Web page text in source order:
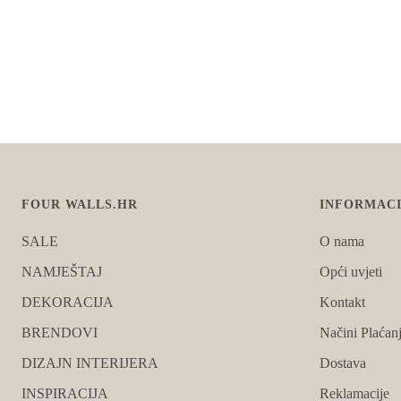
FOUR WALLS.HR
SALE
NAMJEŠTAJ
DEKORACIJA
BRENDOVI
DIZAJN INTERIJERA
INSPIRACIJA
O nama
Opći uvjeti
Kontakt
Načini
Dostava
Reklamacije